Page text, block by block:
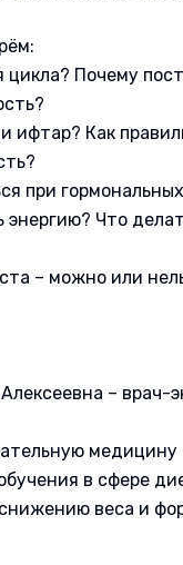
Почему
ифтар? Как
при
Что
– можно или
– врач-
медицину
в сфере
снижению веса и